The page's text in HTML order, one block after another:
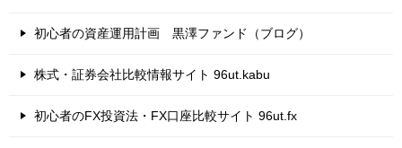
初心者の資産運用計画 黒澤ファンド（ブログ）
株式・証券会社比較情報サイト 96ut.kabu
初心者のFX投資法・FX口座比較サイト 96ut.fx